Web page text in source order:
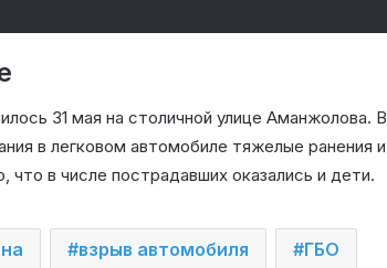
31 мая на столичной улице Аманжолова. В
в легковом автомобиле тяжелые ранения и
что в числе пострадавших оказались и дети.
взрыв автомобиля ГБО